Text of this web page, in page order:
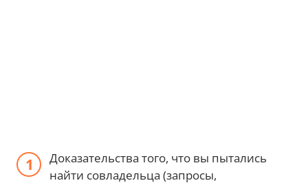
Доказательства того, что вы пытались
найти совладельца (запросы,